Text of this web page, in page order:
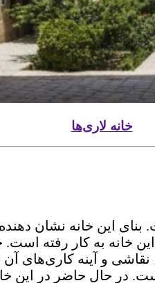
خانه لاری‌ها
این خانه نشان
خانه به کار رفته
حال حاضر در این